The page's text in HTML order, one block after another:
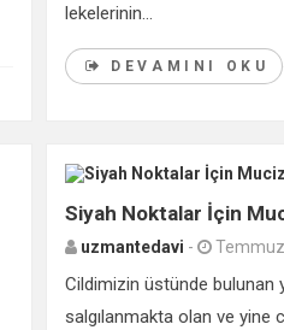
lekelerinin...
DEVAMINI OKU
Siyah Noktalar İçin
uzmantedavi -
Cildimizin üstünde bulunan
salgılanmakta olan ve yine